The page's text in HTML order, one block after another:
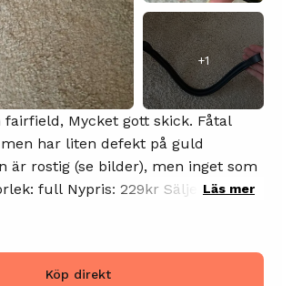
+1
fairfield, Mycket gott skick. Fåtal
har liten defekt på guld
är rostig (se bilder), men inget som
Säljer därför
användning då jag har brunt
upp fler bilder, kommentera gärna
jag på din kommentar så snart
Läs mer
Köp direkt